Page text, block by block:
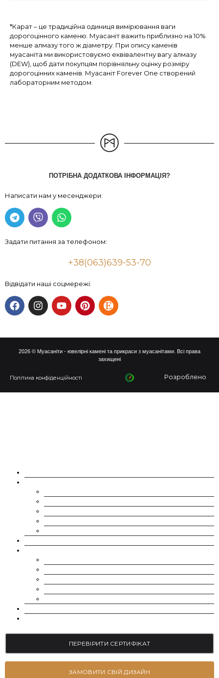
*Карат – це традиційна одиниця вимірювання ваги
дорогоцінного каменю. Муасаніт важить приблизно на 10%
менше алмазу того ж діаметру. При опису каменів
муасаніта ми використовуємо еквівалентну вагу алмазу
(DEW), щоб дати покупцям порівняльну оцінку розміру
дорогоцінних каменів. Муасаніт Forever One створений
лабораторним методом.
ПОТРІБНА ДОДАТКОВА ІНФОРМАЦІЯ?
Написати нам у месенджери:
Задати питання за телефоном:
+38(063)639-53-70
Відвідати наші соцмережі:
2026 © Муасаніти - ювелірні камені та прикраси з муасанітами. Всі права
захищені
Політика конфіденційності Розроблено
ПЕРЕВІРИТИ СЕРТИФІКАТ
ЗАМОВИТИ СВІЙ ДИЗАЙН